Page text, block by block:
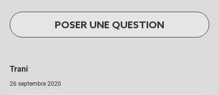
POSER UNE QUESTION
Trani
26 septembre 2020